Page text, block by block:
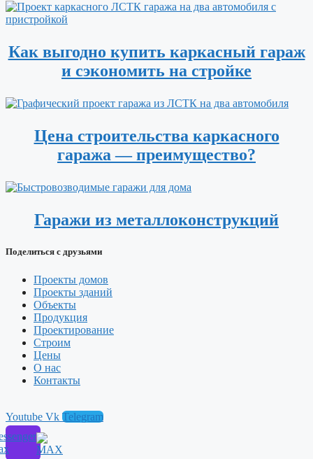
Как выгодно купить каркасный гараж
и сэкономить на стройке
Цена строительства каркасного
гаража — преимущество?
Гаражи из металлоконструкций
Поделиться с друзьями
Проекты домов
Проекты зданий
Объекты
Продукция
Проектирование
Строим
Цены
О нас
Контакты
Youtube Vk Telegram